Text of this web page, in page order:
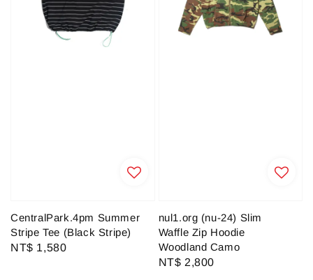
CentralPark.4pm Summer
Stripe Tee (Black Stripe)
Regular
NT$ 1,580
nul1.org (nu-24) Slim
Waffle Zip Hoodie
Woodland Camo
Regular
NT$ 2,800